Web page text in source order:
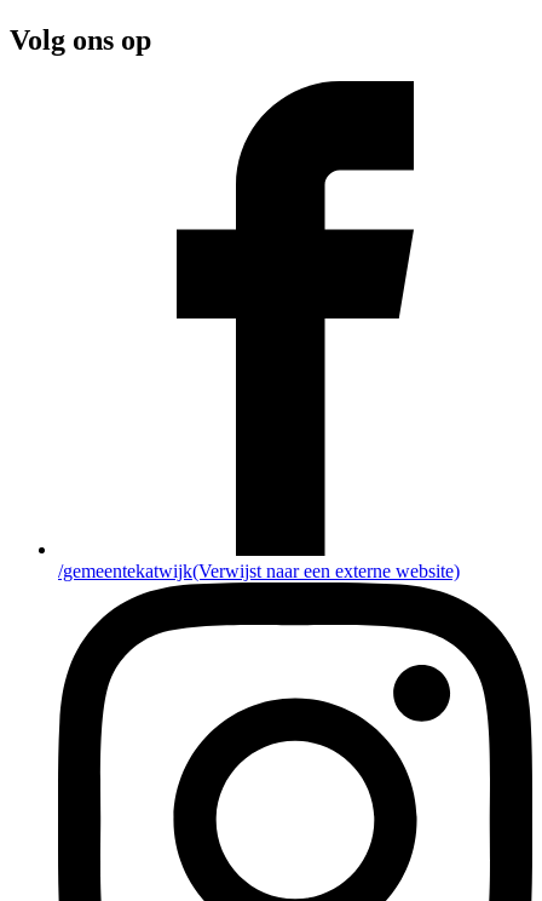
Volg ons op
/gemeentekatwijk(Verwijst naar een externe website)